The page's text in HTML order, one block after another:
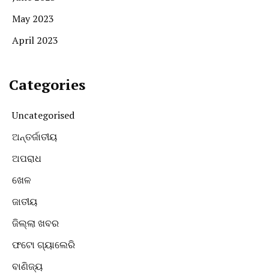
May 2023
April 2023
Categories
Uncategorised
ଅନ୍ତର୍ଜାତୀୟ
ଅପରାଧ
ଖେଳ
ଜାତୀୟ
ଜିଲ୍ଲା ଖବର
ଫଟୋ ଗ୍ୟାଲେରି
ବାଣିଜ୍ୟ